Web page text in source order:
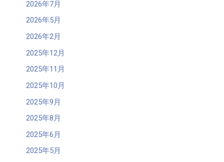
2026年7月
2026年5月
2026年2月
2025年12月
2025年11月
2025年10月
2025年9月
2025年8月
2025年6月
2025年5月